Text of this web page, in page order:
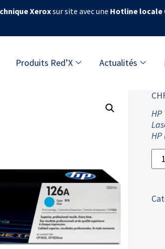
Xeroxsur site avec une Hotline locale
Produits Red’X Actualités
HP
HP